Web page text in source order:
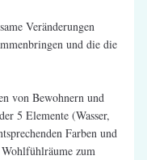
Veränderungen
und die die
von Bewohnern und
5 Elemente (Wasser,
Farben und
zum